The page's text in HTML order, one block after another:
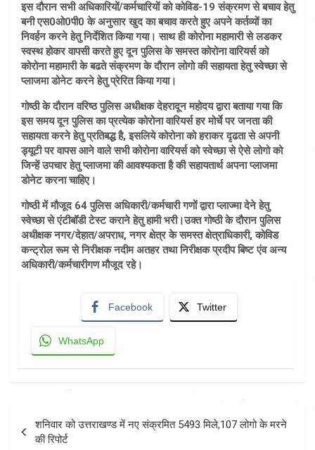
इस दौरान सभी अधिकारियों/कर्मचारियों को कोविड-19 संक्रमण से बचाव हेतु
बनी एस0ओ0पी0 के अनुसार खुद का बचाव करते हुए अपने कर्तव्यों का
निवर्हन करने हेतु निर्देशित किया गया। साथ ही कोरोना महामारी से लडकर
स्वस्थ होकर वापसी करते हुए दून पुलिस के समस्त कोरोना वारियर्स को
कोरोना महामारी के बढते संक्रमण के दौरान लोगो की सहायता हेतु स्वेच्छा से
प्लाजमा डोनेट करने हेतु प्रेरित किया गया।
गोष्ठी के दौरान वरिष्ठ पुलिस अधीक्षक देहरादून महोदय द्वारा बताया गया कि
इस समय दून पुलिस का प्रत्येक कोरोना वारियर्स हर मोर्चे पर जनता की
सहायता करने हेतु प्रतिबद्ध है, इसलिये कोरोना को हराकर दृढता से अपनी
ड्यूटी पर वापस आने वाले सभी कोरोना वारियर्स को स्वेच्छा से ऐसे लोगो को
जिन्हें उपचार हेतु प्लाजमा की आवश्यकता है की सहायतार्थ अपना प्लाजमा
डोनेट करना चाहिए।
गोष्ठी में मौजूद 64 पुलिस अधिकारी/कर्मचारी गणों द्वारा प्लाज्मा देने हेतु
स्वेच्छा से एंटीबॉडी टेस्ट कराने हेतु हामी भरी।उक्त गोष्ठी के दौरान पुलिस
अधीक्षक नगर/देहात/अपराध, नगर क्षेत्र के समस्त क्षेत्राधिकारी, कोविड
कन्ट्रोल रूम से निरीक्षक नदीम अतहर तथा निरीक्षक प्रदीप बिष्ट एंव अन्य
अधिकारी/कर्मचारीगण मौजूद रहे।
Facebook Twitter
WhatsApp
Post
navigation
शनिवार को उत्तराखण्ड में नए संक्रमित 5493 मिले,107 लोगो के मरने
की रिपोर्ट